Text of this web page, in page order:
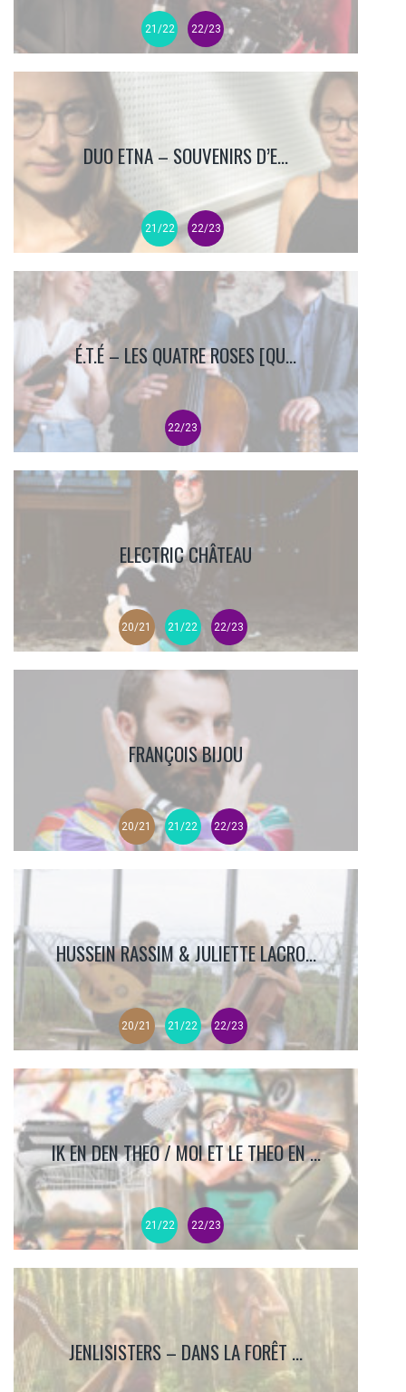
21/22 22/23
DUO ETNA – SOUVENIRS D’E...
21/22 22/23
É.T.É – LES QUATRE ROSES [QU...
22/23
ELECTRIC CHÂTEAU
20/21 21/22 22/23
FRANÇOIS BIJOU
20/21 21/22 22/23
HUSSEIN RASSIM & JULIETTE LACRO...
20/21 21/22 22/23
IK EN DEN THEO / MOI ET LE THEO EN ...
21/22 22/23
JENLISISTERS – DANS LA FORÊT ...